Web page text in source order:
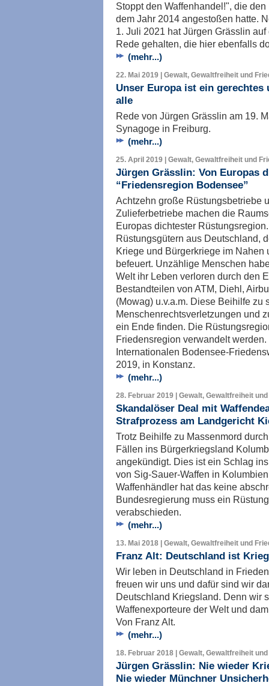
Stoppt den Waffenhandel!", die
dem Jahr 2014 angestoßen hatte.
1. Juli 2021 hat Jürgen Grässlin
Rede gehalten, die hier ebenfalls
(mehr...)
22. Mai 2019 | Gewalt, Gewaltfreiheit und
Unser Europa ist ein
alle
Rede von Jürgen Grässlin am 19.
Synagoge in Freiburg.
(mehr...)
25. April 2019 | Gewalt, Gewaltfreiheit und
Jürgen Grässlin: Von Europas
“Friedensregion Bodensee”
Achtzehn große Rüstungsbetriebe
Zulieferbetriebe machen die
Europas dichtester
Rüstungsgütern aus Deutschland,
Kriege und Bürgerkriege im
befeuert. Unzählige Menschen
Welt ihr Leben verloren durch den
Bestandteilen von ATM, Diehl,
(Mowag) u.v.a.m. Diese Beihilfe zu
Menschenrechtsverletzungen und
ein Ende finden. Die
Friedensregion verwandelt
Internationalen Bodensee-
2019, in Konstanz.
(mehr...)
28. Februar 2019 | Gewalt, Gewaltfreiheit
Skandalöser Deal mit
Strafprozess am Landgericht
Trotz Beihilfe zu Massenmord
Fällen ins Bürgerkriegsland
angekündigt. Dies ist ein Schlag
von Sig-Sauer-Waffen in
Waffenhändler hat das keine
Bundesregierung muss ein
verabschieden.
(mehr...)
13. Mai 2018 | Gewalt, Gewaltfreiheit und
Franz Alt: Deutschland ist
Wir leben in Deutschland in
freuen wir uns und dafür sind wir
Deutschland Kriegsland. Denn wir
Waffenexporteure der Welt und
Von Franz Alt.
(mehr...)
18. Februar 2018 | Gewalt, Gewaltfreiheit
Jürgen Grässlin: Nie wieder
Nie wieder Münchner